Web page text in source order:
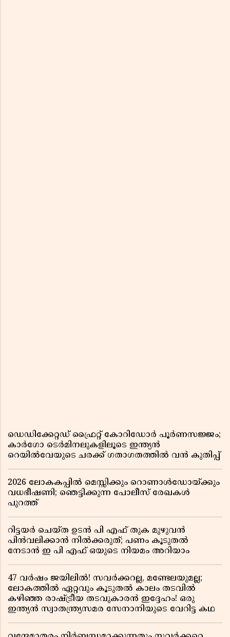
ഡെഡിക്കേറ്റഡ് ഫ്രൈറ്റ് കോറിഡോർ പൂർണസജ്ജം;
കാർഗോ ടെർമിനലുകളിലൂടെ ഇന്ത്യൻ
റെയിൽവേയുടെ ചരക്ക് ഗതാഗതത്തിൽ വൻ കുതിപ്പ്
2026 ലോകകപ്പിൽ മെസ്സിക്കും റൊണാൾഡോയ്ക്കും
വധഭീഷണി; ഞെട്ടിക്കുന്ന പോലീസ് രേഖകൾ
പുറത്ത്
റിട്ടയർ ചെയ്ത ഉടൻ പി എഫ് തുക മുഴുവൻ
പിൻവലിക്കാൻ നിൽക്കരുത്; പണം കൂടുതൽ
നേടാൻ ഇ പി എഫ് ഒയുടെ നിയമം അറിയാം
47 വർഷം ജയിലിൽ! സവർക്കറല്ല, മണ്ടേലയുമല്ല;
ലോകത്തിൽ ഏറ്റവും കൂടുതൽ കാലം തടവിൽ
കഴിഞ്ഞ രാഷ്ട്രീയ തടവുകാരൻ ഇദ്ദേഹം! ഒരു
ഇന്ത്യൻ സ്വാതന്ത്ര്യസമര സേനാനിയുടെ വേറിട്ട കഥ